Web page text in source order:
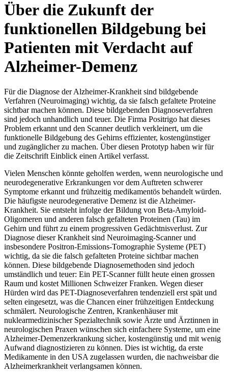
Über die Zukunft der
funktionellen Bildgebung bei
Patienten mit Verdacht auf
Alzheimer-Demenz
Für die Diagnose der Alzheimer-Krankheit sind bildgebende
Verfahren (Neuroimaging) wichtig, da sie falsch gefaltete Proteine
sichtbar machen können. Diese bildgebenden Diagnoseverfahren
sind jedoch unhandlich und teuer. Die Firma Positrigo hat dieses
Problem erkannt und den Scanner deutlich verkleinert, um die
funktionelle Bildgebung des Gehirns effizienter, kostengünstiger
und zugänglicher zu machen. Über diesen Prototyp haben wir für
die Zeitschrift Einblick einen Artikel verfasst.
Vielen Menschen könnte geholfen werden, wenn neurologische und
neurodegenerative Erkrankungen vor dem Auftreten schwerer
Symptome erkannt und frühzeitig medikamentös behandelt würden.
Die häufigste neurodegenerative Demenz ist die Alzheimer-
Krankheit. Sie entsteht infolge der Bildung von Beta-Amyloid-
Oligomeren und anderen falsch gefalteten Proteinen (Tau) im
Gehirn und führt zu einem progressiven Gedächtnisverlust. Zur
Diagnose dieser Krankheit sind Neuroimaging-Scanner und
insbesondere Positron-Emissions-Tomographie Systeme (PET)
wichtig, da sie die falsch gefalteten Proteine sichtbar machen
können. Diese bildgebende Diagnosemethoden sind jedoch
umständlich und teuer: Ein PET-Scanner füllt heute einen grossen
Raum und kostet Millionen Schweizer Franken. Wegen dieser
Hürden wird das PET-Diagnoseverfahren tendenziell erst spät und
selten eingesetzt, was die Chancen einer frühzeitigen Entdeckung
schmälert. Neurologische Zentren, Krankenhäuser mit
nuklearmedizinischer Spezialtechnik sowie Ärzte und Ärztinnen in
neurologischen Praxen wünschen sich einfachere Systeme, um eine
Alzheimer-Demenzerkrankung sicher, kostengünstig und mit wenig
Aufwand diagnostizieren zu können. Dies ist wichtig, da erste
Medikamente in den USA zugelassen wurden, die nachweisbar die
Alzheimerkrankheit verlangsamen können.